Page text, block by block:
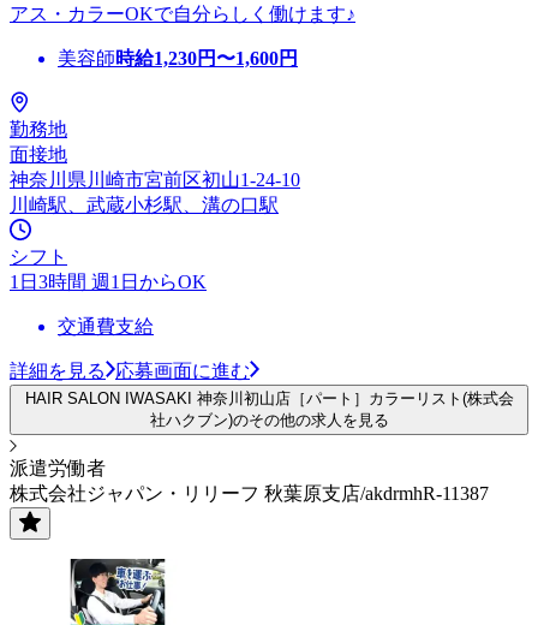
アス・カラーOKで自分らしく働けます♪
美容師時給1,230円〜1,600円
勤務地
面接地
神奈川県川崎市宮前区初山1-24-10
川崎駅、武蔵小杉駅、溝の口駅
シフト
1日3時間 週1日からOK
交通費支給
詳細を見る 応募画面に進む
HAIR SALON IWASAKI 神奈川初山店［パート］カラーリスト(株式会
社ハクブン)のその他の求人を見る
派遣労働者
株式会社ジャパン・リリーフ 秋葉原支店/akdrmhR-11387